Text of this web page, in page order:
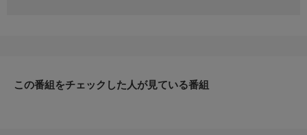
この番組をチェックした人が見ている番組